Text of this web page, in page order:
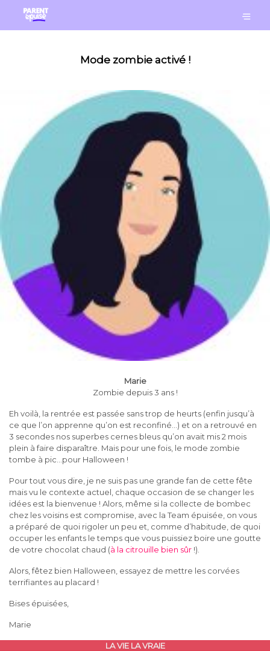
Mode zombie activé !
Marie
Zombie depuis 3 ans !
Eh voilà, la rentrée est passée sans trop de heurts (enfin jusqu’à
ce que l’on apprenne qu’on est reconfiné…) et on a retrouvé en
3 secondes nos superbes cernes bleus qu’on avait mis 2 mois
plein à faire disparaître. Mais pour une fois, le mode zombie
tombe à pic…pour Halloween !
Pour tout vous dire, je ne suis pas une grande fan de cette fête
mais vu le contexte actuel, chaque occasion de se changer les
idées est la bienvenue ! Alors, même si la collecte de bombec
chez les voisins est compromise, avec la Team épuisée, on vous
a préparé de quoi rigoler un peu et, comme d’habitude, de quoi
occuper les enfants le temps que vous puissiez boire une goutte
de votre chocolat chaud (à la citrouille bien sûr !).
Alors, fêtez bien Halloween, essayez de mettre les corvées
terrifiantes au placard !
Bises épuisées,
Marie
LA VIE LA VRAIE